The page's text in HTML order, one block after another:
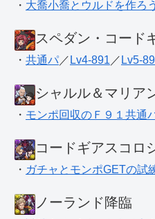
・ 大喬小喬とウルドを作ろ
スペダン・コード
・ 共通パ ／ Lv4-891 ／ Lv5-
シャルル＆マリア
・ モンポ回収のＦ９１共通
コードギアスコロ
・ ガチャとモンポGETの試
ノーランド降臨